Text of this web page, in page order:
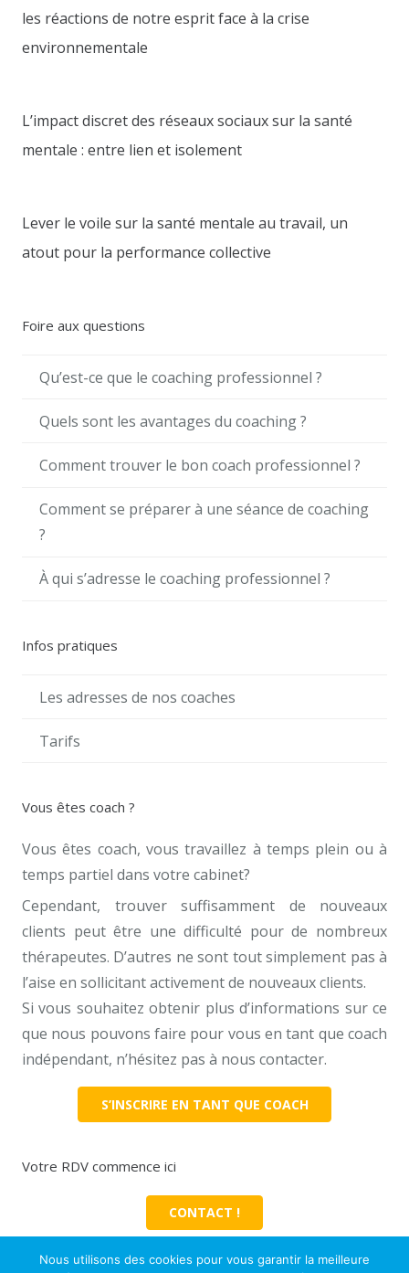
les réactions de notre esprit face à la crise
environnementale
L’impact discret des réseaux sociaux sur la santé
mentale : entre lien et isolement
Lever le voile sur la santé mentale au travail, un
atout pour la performance collective
Foire aux questions
Qu’est-ce que le coaching professionnel ?
Quels sont les avantages du coaching ?
Comment trouver le bon coach professionnel ?
Comment se préparer à une séance de coaching
?
À qui s’adresse le coaching professionnel ?
Infos pratiques
Les adresses de nos coaches
Tarifs
Vous êtes coach ?
Vous êtes coach, vous travaillez à temps plein ou à
temps partiel dans votre cabinet?
Cependant, trouver suffisamment de nouveaux
clients peut être une difficulté pour de nombreux
thérapeutes. D’autres ne sont tout simplement pas à
l’aise en sollicitant activement de nouveaux clients.
Si vous souhaitez obtenir plus d’informations sur ce
que nous pouvons faire pour vous en tant que coach
indépendant, n’hésitez pas à nous contacter.
S’INSCRIRE EN TANT QUE COACH
Votre RDV commence ici
CONTACT !
Nous utilisons des cookies pour vous garantir la meilleure